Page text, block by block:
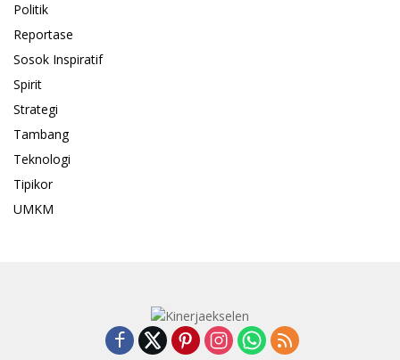
Politik
Reportase
Sosok Inspiratif
Spirit
Strategi
Tambang
Teknologi
Tipikor
UMKM